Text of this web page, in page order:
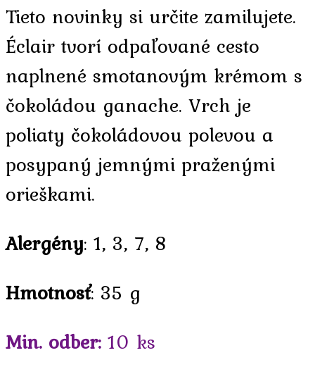
Tieto novinky si určite zamilujete.
Éclair tvorí odpaľované cesto
naplnené smotanovým krémom s
čokoládou ganache. Vrch je
poliaty čokoládovou polevou a
posypaný jemnými praženými
orieškami.
Alergény: 1, 3, 7, 8
Hmotnosť: 35 g
Min. odber: 10 ks